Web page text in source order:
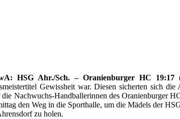
HSG Ahr./Sch. – Oranienburger HC 19:17
Gewissheit war. Diesen sicherten sich
die Nachwuchs-Handballerinnen des Oranienburger
den Weg in die Sporthalle, um die Mädels der
zu holen.